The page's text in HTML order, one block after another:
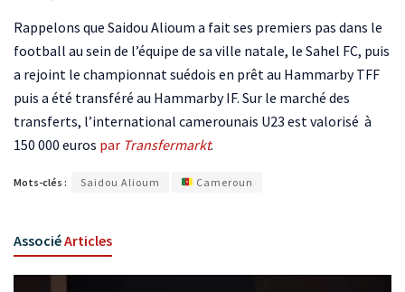
Rappelons que Saidou Alioum a fait ses premiers pas dans le
football au sein de l’équipe de sa ville natale, le Sahel FC, puis
a rejoint le championnat suédois en prêt au Hammarby TFF
puis a été transféré au Hammarby IF. Sur le marché des
transferts, l’international camerounais U23 est valorisé à
150 000 euros par Transfermarkt.
Mots-clés : Saidou Alioum Cameroun
AssociéArticles